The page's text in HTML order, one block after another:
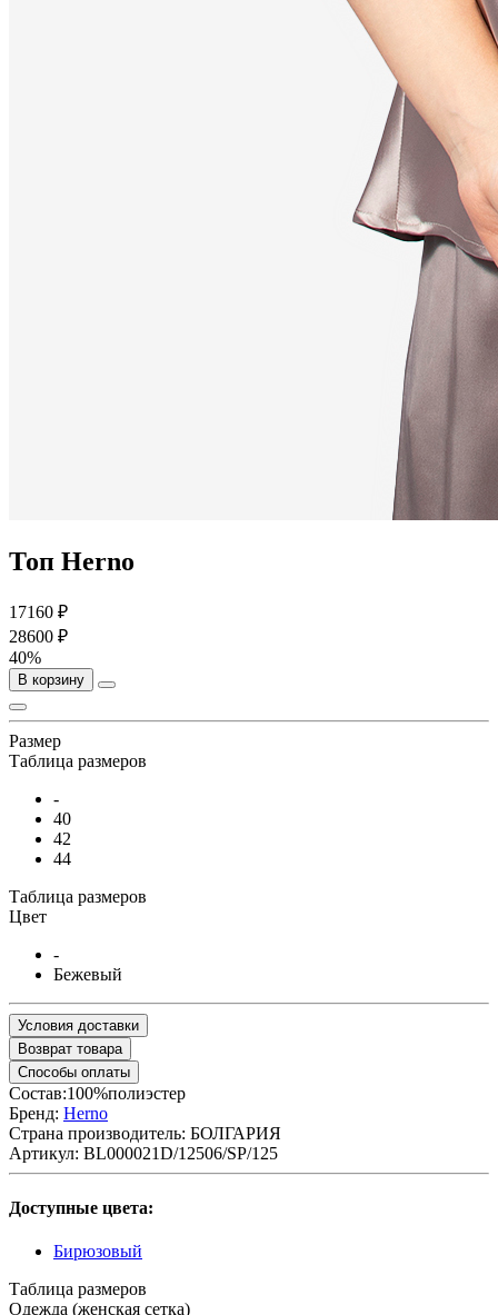
Топ Herno
17160 ₽
28600 ₽
40%
В корзину
Размер
Таблица размеров
-
40
42
44
Таблица размеров
Цвет
-
Бежевый
Условия доставки
Возврат товара
Способы оплаты
Состав:100%полиэстер
Бренд: Herno
Страна производитель: БОЛГАРИЯ
Артикул: BL000021D/12506/SP/125
Доступные цвета:
Бирюзовый
Таблица размеров
Одежда (женская сетка)